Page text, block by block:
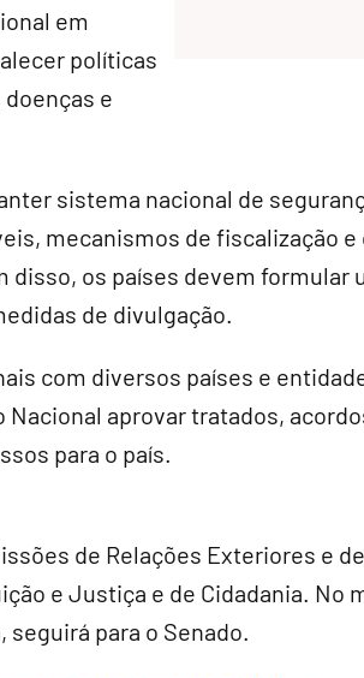
em
políticas
e
sistema nacional de
mecanismos de fiscalização
os países devem formular
de divulgação.
com diversos países e
aprovar tratados,
para o país.
de Relações Exteriores e
e Justiça e de Cidadania. No
seguirá para o Senado.